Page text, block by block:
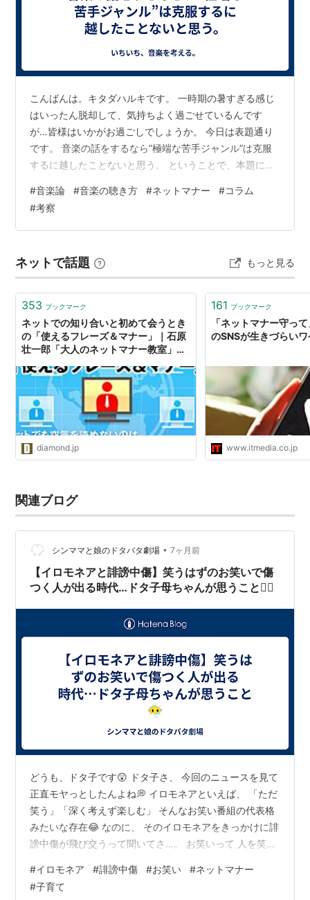
こんばんは。キタダハルキです。 一時期の暑すぎる感じ
はいったん脱却して、気持ちよく過ごせているんです
が…皆様はいかがお過ごしでしょうか。 今日は表題通り
です。 音楽の話をするなら”極端な苦手ジャンル”は克服
するに越したことないと思う。 ということで、本題に入
#音楽論 #音楽の聴き方 #ネットマナー #コラム
#考察
ネットで話題 もっと見る
353 ブックマーク
ネットでの知り合いと初めて会うとき
の「使えるフレーズ＆マナー」｜石原
壮一郎「大人のネットマナー教室」｜
diamond.jp
161 ブックマーク
「ネットマナー守っ
のSNSが生きづらい
www.itmedia.co.jp
関連ブログ
シンママと娘のドタバタ劇場 • 7ヶ月前
【イロモネアと誹謗中傷】笑うはずのお笑いで傷
つく人が出る時代…ドタ子母ちゃんが思うこと😶‍🌫️
どうも、ドタ子です😲 ドタ子さ、 今回のニュースを見て
正直モヤっとしたんよね💭 イロモネアといえば、 「ただ
笑う」「深く考えず楽しむ」 そんなお笑い番組の代表格
みたいな存在😂 なのに、 そのイロモネアをきっかけに誹
謗中傷が飛び交うって聞いてさ…。 お笑いって 人を笑顔
子は思ってしまった😔 お笑いは「好き」「嫌い」が分か
れるのが当たり前 ドタ子も正直あるよ？ この芸人さん好
#イロモネア #誹謗中傷 #お笑い #ネットマナー
#子育て